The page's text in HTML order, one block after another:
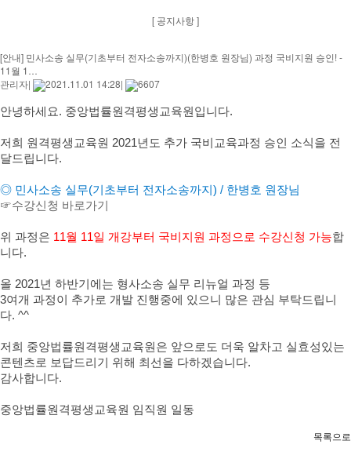
[ 공지사항 ]
[안내] 민사소송 실무(기초부터 전자소송까지)(한병호 원장님) 과정 국비지원 승인! -
11월 1…
관리자| 2021.11.01 14:28| 6607
안녕하세요. 중앙법률원격평생교육원입니다.
저희 원격평생교육원 2021년도 추가 국비교육과정 승인 소식을 전
달드립니다.
◎ 민사소송 실무(기초부터 전자소송까지) / 한병호 원장님
☞수강신청 바로가기
위 과정은 11월 11일 개강부터 국비지원 과정으로 수강신청 가능합
니다.
올 2021년 하반기에는 형사소송 실무 리뉴얼 과정 등
3여개 과정이
추가로 개발 진행중에 있으니 많은 관심 부탁드립니
다. ^^
저희 중앙법률원격평생교육원은 앞으로도 더욱 알차고 실효성있는
콘텐츠로 보답드리기 위해 최선을 다하겠습니다.
감사합니다.
중앙법률원격평생교육원 임직원 일동
목록으로